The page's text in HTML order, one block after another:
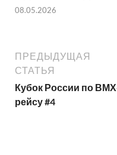
08.05.2026
ПРЕДЫДУЩАЯ
СТАТЬЯ
Кубок России по
рейсу #4